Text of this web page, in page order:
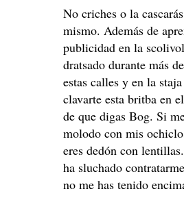
No criches o la
mismo. Además de
publicidad en la
dratsado durante más
estas calles y en la
clavarte esta britba en
de que digas Bog. Si
molodo con mis
eres dedón con
ha sluchado
no me has tenido